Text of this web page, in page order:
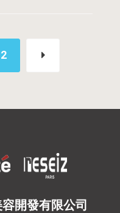
2
開發有限公司